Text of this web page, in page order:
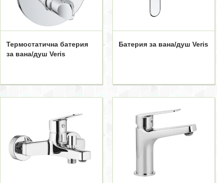
Термостатична батерия
за вана/душ Veris
Батерия за вана/душ Veris